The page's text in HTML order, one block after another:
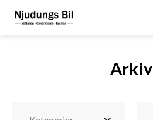
Arkiv